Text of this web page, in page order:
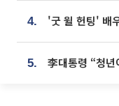
4.
5.